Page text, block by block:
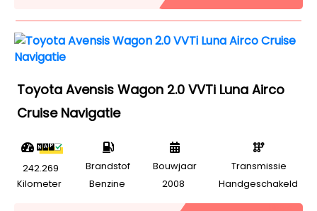
Toyota Avensis Wagon 2.0 VVTi Luna Airco
Cruise Navigatie
242.269
Kilometer
Brandstof
Benzine
Bouwjaar
2008
Transmissie
Handgeschakeld